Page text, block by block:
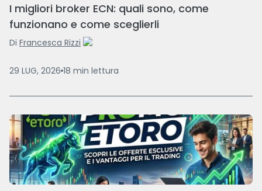
I migliori broker ECN: quali sono, come
funzionano e come sceglierli
Di Francesca Rizzi
29 LUG, 2026 18 min lettura